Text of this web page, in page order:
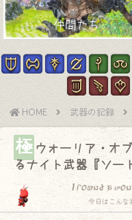
仲間たち
HOME 武器の記録
極 ウォーリア・オ
るナイト武器『ソー
I found a
今日はこんな